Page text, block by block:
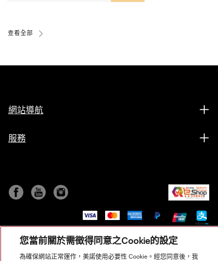
查看全部
網站導航
服務
您當前關於需徵得同意之Cookie的設定
為確保網站正常運作，美諾使用必要性 Cookie。經您同意後，我